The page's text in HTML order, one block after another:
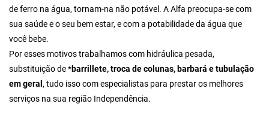
de ferro na água, tornam-na não potável. A Alfa preocupa-se com
sua saúde e o seu bem estar, e com a potabilidade da água que
você bebe.
Por esses motivos trabalhamos com hidráulica pesada,
substituição de *barrillete, troca de colunas, barbará e tubulação
em geral , tudo isso com especialistas para prestar os melhores
serviços na sua região Independência.